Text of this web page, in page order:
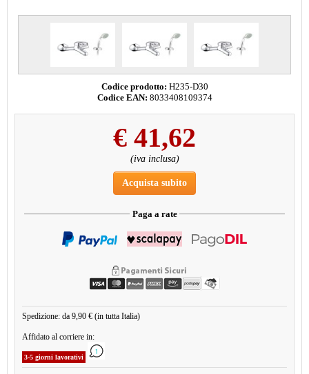
Codice prodotto: H235-D30
Codice EAN: 8033408109374
€ 41,62
(iva inclusa)
Acquista subito
Paga a rate
Spedizione: da 9,90 € (in tutta Italia)
Affidato al corriere in:
3-5 giorni lavorativi